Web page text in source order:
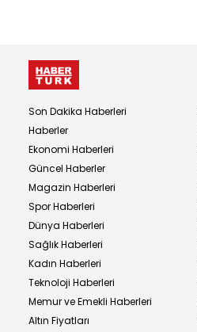
Son Dakika Haberleri
Haberler
Ekonomi Haberleri
Güncel Haberler
Magazin Haberleri
Spor Haberleri
Dünya Haberleri
Sağlık Haberleri
Kadın Haberleri
Teknoloji Haberleri
Memur ve Emekli Haberleri
Altın Fiyatları